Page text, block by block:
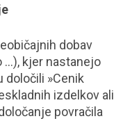
dobav
…), kjer nastanejo
določili »Cenik
izdelkov ali
povračila